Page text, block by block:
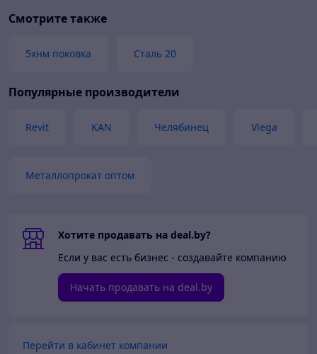
Смотрите также
5хнм поковка Сталь 20
Популярные производители
Revit KAN Челябинец Viega
Металлопрокат оптом
Хотите продавать на deal.by?
Если у вас есть бизнес - создавайте компанию
Начать продавать на deal.by
Перейти в кабинет компании